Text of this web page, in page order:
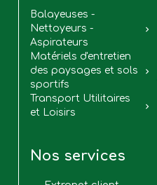
Balayeuses -
Nettoyeurs -
Aspirateurs

Matériels d'entretien
des paysages et sols
sportifs

Transport Utilitaires
et Loisirs

Nos services